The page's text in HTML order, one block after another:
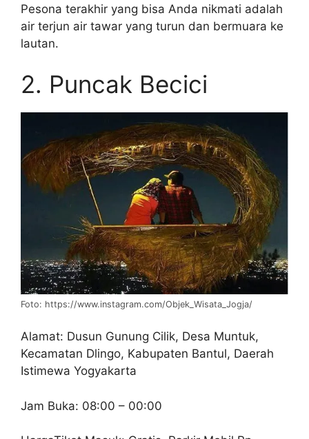
Pesona terakhir yang bisa Anda nikmati adalah
air terjun air tawar yang turun dan bermuara ke
lautan.
2. Puncak Becici
Foto: https://www.instagram.com/Objek_Wisata_Jogja/
Alamat: Dusun Gunung Cilik, Desa Muntuk,
Kecamatan Dlingo, Kabupaten Bantul, Daerah
Istimewa Yogyakarta
Jam Buka: 08:00 – 00:00